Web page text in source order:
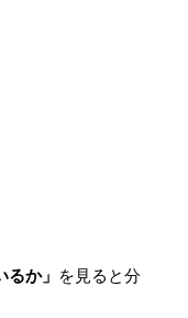
か」
を見ると分